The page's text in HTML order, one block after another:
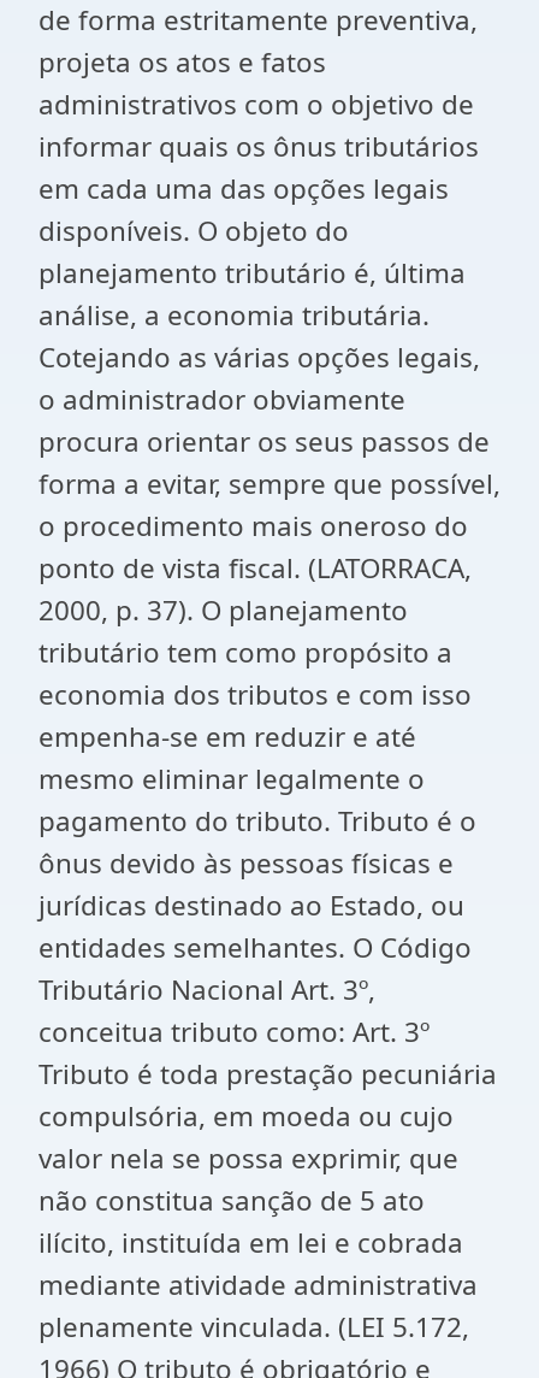
de forma estritamente preventiva,
projeta os atos e fatos
administrativos com o objetivo de
informar quais os ônus tributários
em cada uma das opções legais
disponíveis. O objeto do
planejamento tributário é, última
análise, a economia tributária.
Cotejando as várias opções legais,
o administrador obviamente
procura orientar os seus passos de
forma a evitar, sempre que possível,
o procedimento mais oneroso do
ponto de vista fiscal. (LATORRACA,
2000, p. 37). O planejamento
tributário tem como propósito a
economia dos tributos e com isso
empenha-se em reduzir e até
mesmo eliminar legalmente o
pagamento do tributo. Tributo é o
ônus devido às pessoas físicas e
jurídicas destinado ao Estado, ou
entidades semelhantes. O Código
Tributário Nacional Art. 3º,
conceitua tributo como: Art. 3º
Tributo é toda prestação pecuniária
compulsória, em moeda ou cujo
valor nela se possa exprimir, que
não constitua sanção de 5 ato
ilícito, instituída em lei e cobrada
mediante atividade administrativa
plenamente vinculada. (LEI 5.172,
1966) O tributo é obrigatório e